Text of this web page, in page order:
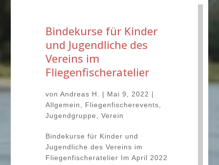
Bindekurse für Kinder
und Jugendliche des
Vereins im
Fliegenfischeratelier
von Andreas H. | Mai 9, 2022 |
Allgemein
Fliegenfischerevents
Jugendgruppe
Verein
Bindekurse für Kinder und
Jugendliche des Vereins im
Fliegenfischeratelier Im April 2022